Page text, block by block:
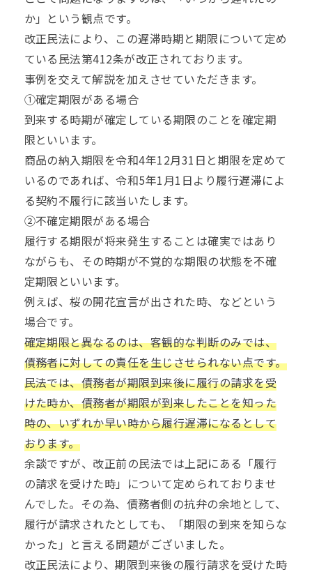
か」という観点です。
改正民法により、この遅滞時期と期限について定め
ている民法第412条が改正されております。
事例を交えて解説を加えさせていただきます。
①確定期限がある場合
到来する時期が確定している期限のことを確定期
限といいます。
商品の納入期限を令和4年12月31日と期限を定めて
いるのであれば、令和5年1月1日より履行遅滞によ
る契約不履行に該当いたします。
②不確定期限がある場合
履行する期限が将来発生することは確実ではあり
ながらも、その時期が不覚的な期限の状態を不確
定期限といいます。
例えば、桜の開花宣言が出された時、などという
場合です。
確定期限と異なるのは、客観的な判断のみでは、
債務者に対しての責任を生じさせられない点です。
民法では、債務者が期限到来後に履行の請求を受
けた時か、債務者が期限が到来したことを知った
時の、いずれか早い時から履行遅滞になるとして
おります。
余談ですが、改正前の民法では上記にある「履行
の請求を受けた時」について定められておりませ
んでした。その為、債務者側の抗弁の余地として、
履行が請求されたとしても、「期限の到来を知らな
かった」と言える問題がございました。
改正民法により、期限到来後の履行請求を受けた時